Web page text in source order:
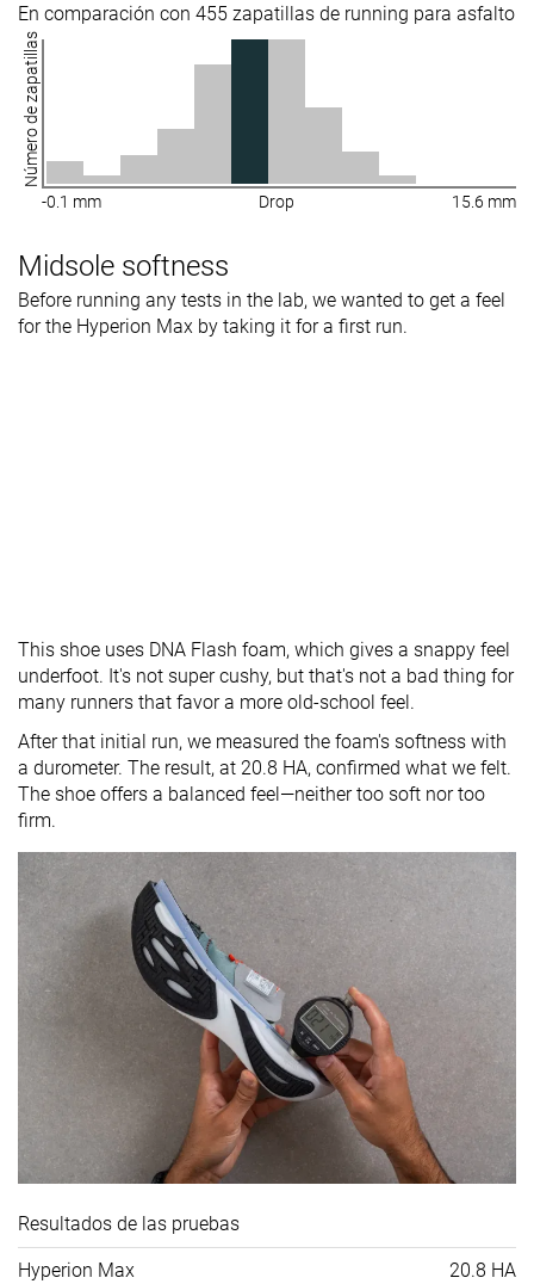
En comparación con 455 zapatillas de running para asfalto
Número de zapatillas
-0.1 mm Drop 15.6 mm
Midsole softness
Before running any tests in the lab, we wanted to get a feel
for the Hyperion Max by taking it for a first run.
This shoe uses DNA Flash foam, which gives a snappy feel
underfoot. It's not super cushy, but that's not a bad thing for
many runners that favor a more old-school feel.
After that initial run, we measured the foam's softness with
a durometer. The result, at 20.8 HA, confirmed what we felt.
The shoe offers a balanced feel—neither too soft nor too
firm.
Resultados de las pruebas
Hyperion Max 20.8 HA